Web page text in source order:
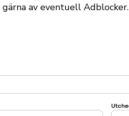
gärna av eventuell Adblocker.